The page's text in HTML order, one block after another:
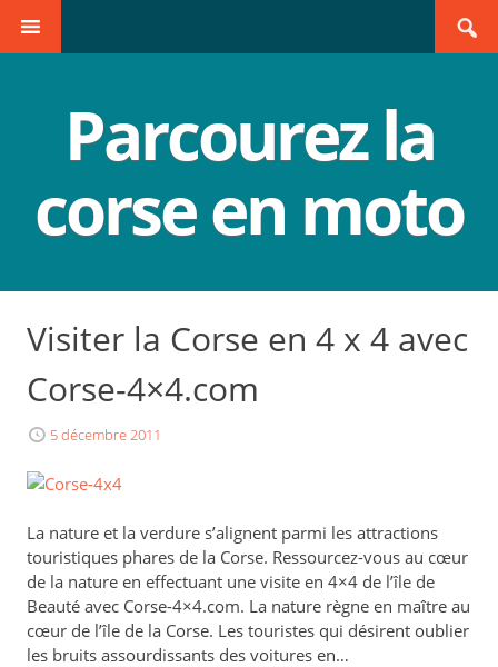
Search
for:
SKIP TO CONTENT
Parcourez la
corse en moto
Visiter la Corse en 4 x 4 avec
Corse-4×4.com
5 décembre 2011
La nature et la verdure s’alignent parmi les attractions
touristiques phares de la Corse. Ressourcez-vous au cœur
de la nature en effectuant une visite en 4×4 de l’île de
Beauté avec Corse-4×4.com. La nature règne en maître au
cœur de l’île de la Corse. Les touristes qui désirent oublier
les bruits assourdissants des voitures en…